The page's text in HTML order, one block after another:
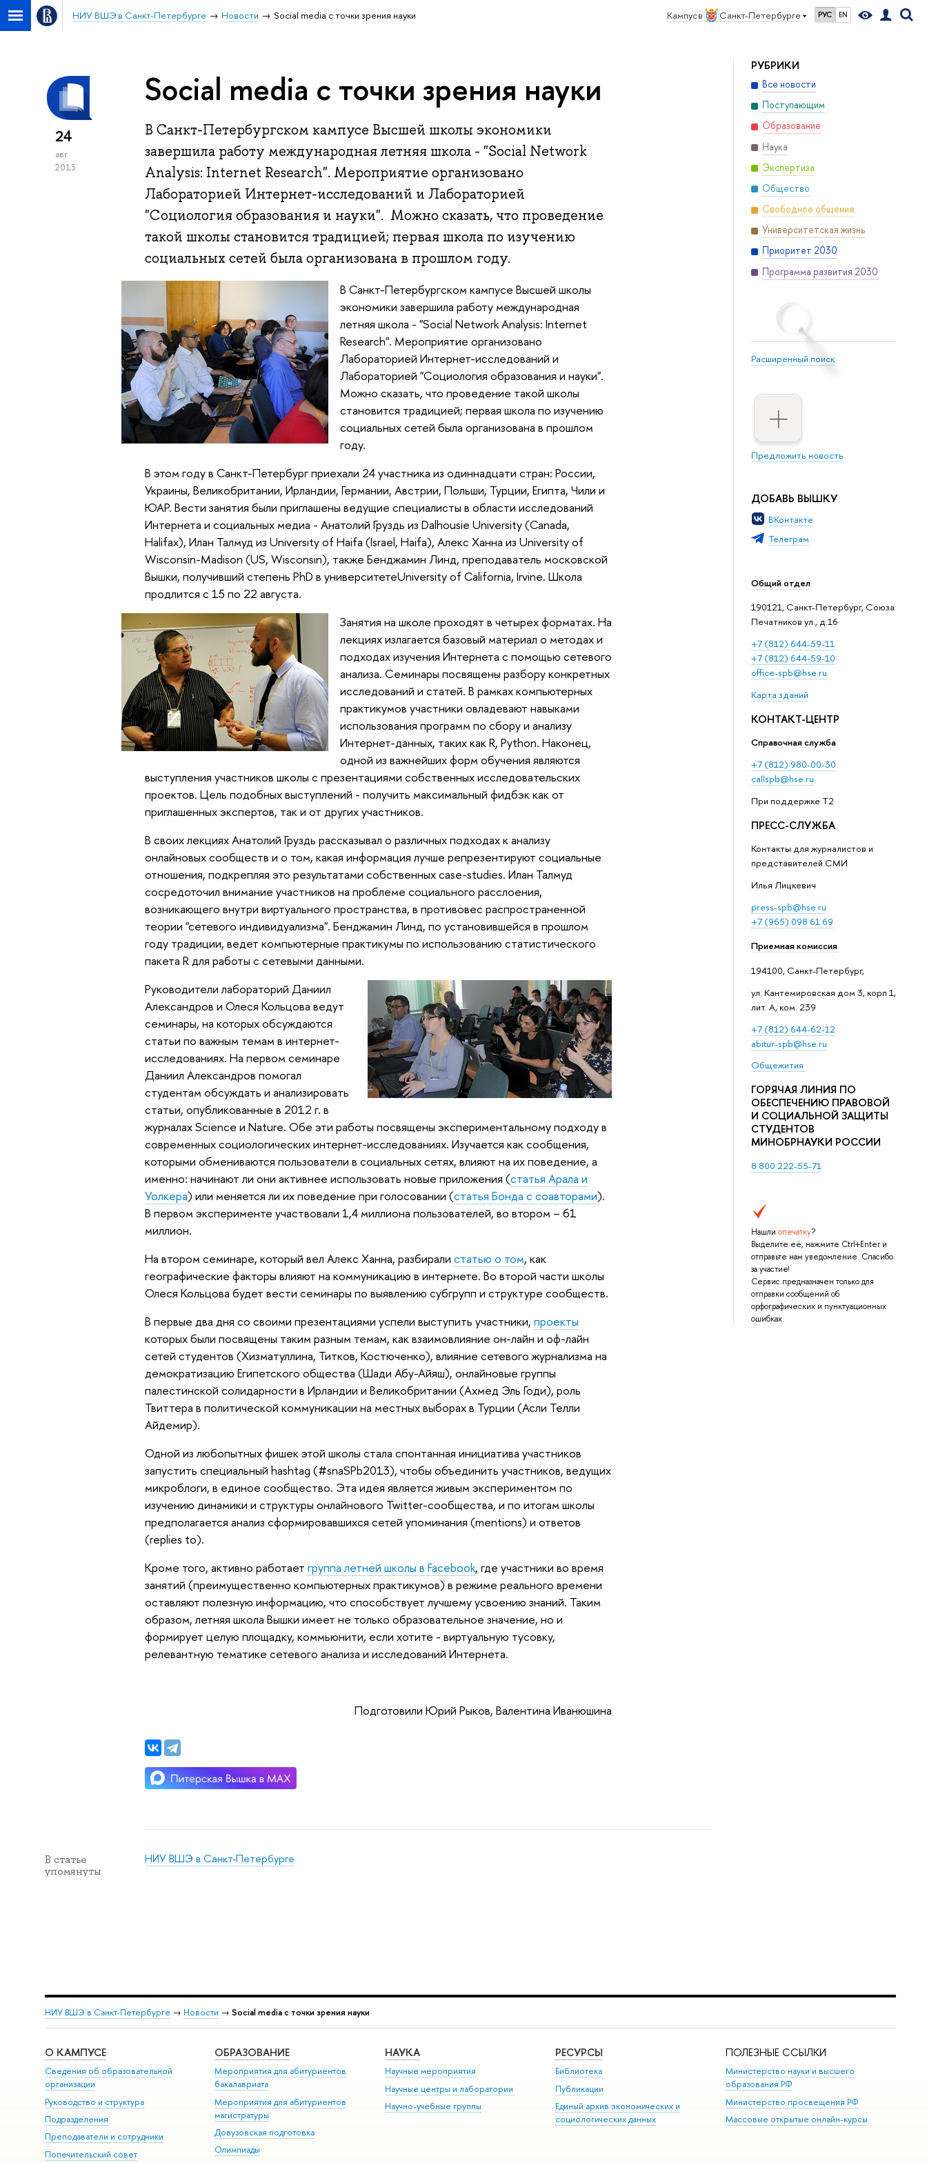
Кампус в Санкт-Петербурге РУС EN
НИУ ВШЭ в Санкт-Петербурге Новости Social media с точки зрения науки
РУБРИКИ
Все новости
Поступающим
Образование
Наука
Экспертиза
Общество
Свободное общение
Университетская жизнь
Приоритет 2030
Программа развития 2030
Расширенный поиск
Предложить новость
ДОБАВЬ ВЫШКУ
ВКонтакте
Телеграм
Общий отдел
190121, Санкт-Петербург, Союза
Печатников ул., д.16
+7 (812) 644-59-11
+7 (812) 644-59-10
office-spb@hse.ru
Карта зданий
КОНТАКТ-ЦЕНТР
Справочная служба
+7 (812) 980-00-30
callspb@hse.ru
При поддержке T2
ПРЕСС-СЛУЖБА
Контакты для журналистов и
представителей СМИ
Илья Лицкевич
press-spb@hse.ru
+7 (965) 098 61 69
Приемная комиссия
194100, Санкт-Петербург,
ул. Кантемировская дом 3, корп.1,
лит. А, ком. 239
+7 (812) 644-62-12
abitur-spb@hse.ru
Общежития
ГОРЯЧАЯ ЛИНИЯ ПО
ОБЕСПЕЧЕНИЮ ПРАВОВОЙ
И СОЦИАЛЬНОЙ ЗАЩИТЫ
СТУДЕНТОВ
МИНОБРНАУКИ РОССИИ
8 800 222-55-71
Нашли опечатку?
Выделите её, нажмите Ctrl+Enter и
отправьте нам уведомление. Спасибо
за участие!
Сервис предназначен только для
отправки сообщений об
орфографических и пунктуационных
ошибках.
24
авг
2013
Social media с точки зрения науки
В Санкт-Петербургском кампусе Высшей школы экономики
завершила работу международная летняя школа - "Social Network
Analysis: Internet Research". Мероприятие организовано
Лабораторией Интернет-исследований и Лабораторией
"Социология образования и науки". Можно сказать, что проведение
такой школы становится традицией; первая школа по изучению
социальных сетей была организована в прошлом году.
В Санкт-Петербургском кампусе Высшей школы
экономики завершила работу международная
летняя школа - "Social Network Analysis: Internet
Research". Мероприятие организовано
Лабораторией Интернет-исследований и
Лабораторией "Социология образования и науки".
Можно сказать, что проведение такой школы
становится традицией; первая школа по изучению
социальных сетей была организована в прошлом
году.
В этом году в Санкт-Петербург приехали 24 участника из одиннадцати стран: России,
Украины, Великобритании, Ирландии, Германии, Австрии, Польши, Турции, Египта, Чили и
ЮАР. Вести занятия были приглашены ведущие специалисты в области исследований
Интернета и социальных медиа - Анатолий Груздь из Dalhousie University (Canada,
Halifax), Илан Талмуд из University of Haifa (Israel, Haifa), Алекс Ханна из University of
Wisconsin-Madison (US, Wisconsin), также Бенджамин Линд, преподаватель московской
Вышки, получивший степень PhD в университетеUniversity of California, Irvine. Школа
продлится с 15 по 22 августа.
Занятия на школе проходят в четырех форматах. На
лекциях излагается базовый материал о методах и
подходах изучения Интернета с помощью сетевого
анализа. Семинары посвящены разбору конкретных
исследований и статей. В рамках компьютерных
практикумов участники овладевают навыками
использования программ по сбору и анализу
Интернет-данных, таких как R, Python. Наконец,
одной из важнейших форм обучения являются
выступления участников школы с презентациями собственных исследовательских
проектов. Цель подобных выступлений - получить максимальный фидбэк как от
приглашенных экспертов, так и от других участников.
В своих лекциях Анатолий Груздь рассказывал о различных подходах к анализу
онлайновых сообществ и о том, какая информация лучше репрезентируют социальные
отношения, подкрепляя это результатами собственных case-studies. Илан Талмуд
сосредоточил внимание участников на проблеме социального расслоения,
возникающего внутри виртуального пространства, в противовес распространенной
теории "сетевого индивидуализма". Бенджамин Линд, по установившейся в прошлом
году традиции, ведет компьютерные практикумы по использованию статистического
пакета R для работы с сетевыми данными.
Руководители лабораторий Даниил
Александров и Олеся Кольцова ведут
семинары, на которых обсуждаются
статьи по важным темам в интернет-
исследованиях. На первом семинаре
Даниил Александров помогал
студентам обсуждать и анализировать
статьи, опубликованные в 2012 г. в
журналах Science и Nature. Обе эти работы посвящены экспериментальному подходу в
современных социологических интернет-исследованиях. Изучается как сообщения,
которыми обмениваются пользователи в социальных сетях, влияют на их поведение, а
именно: начинают ли они активнее использовать новые приложения (статья Арала и
Уолкера) или меняется ли их поведение при голосовании (статья Бонда с соавторами).
В первом эксперименте участвовали 1,4 миллиона пользователей, во втором – 61
миллион.
На втором семинаре, который вел Алекс Ханна, разбирали статью о том, как
географические факторы влияют на коммуникацию в интернете. Во второй части школы
Олеся Кольцова будет вести семинары по выявлению субгрупп и структуре сообществ.
В первые два дня со своими презентациями успели выступить участники, проекты
которых были посвящены таким разным темам, как взаимовлияние он-лайн и оф-лайн
сетей студентов (Хизматуллина, Титков, Костюченко), влияние сетевого журнализма на
демократизацию Египетского общества (Шади Абу-Айяш), онлайновые группы
палестинской солидарности в Ирландии и Великобритании (Ахмед Эль Годи), роль
Твиттера в политической коммуникации на местных выборах в Турции (Асли Телли
Айдемир).
Одной из любопытных фишек этой школы стала спонтанная инициатива участников
запустить специальный hashtag (#snaSPb2013), чтобы объединить участников, ведущих
микроблоги, в единое сообщество. Эта идея является живым экспериментом по
изучению динамики и структуры онлайнового Twitter-сообщества, и по итогам школы
предполагается анализ сформировавшихся сетей упоминания (mentions) и ответов
(replies to).
Кроме того, активно работает группа летней школы в Facebook, где участники во время
занятий (преимущественно компьютерных практикумов) в режиме реального времени
оставляют полезную информацию, что способствует лучшему усвоению знаний. Таким
образом, летняя школа Вышки имеет не только образовательное значение, но и
формирует целую площадку, коммьюнити, если хотите - виртуальную тусовку,
релевантную тематике сетевого анализа и исследований Интернета.
Подготовили Юрий Рыков, Валентина Иванюшина
В статье
упомянуты
НИУ ВШЭ в Санкт-Петербурге
НИУ ВШЭ в Санкт-Петербурге → Новости → Social media с точки зрения науки
О КАМПУСЕ
Сведения об образовательной
организации
Руководство и структура
Подразделения
Преподаватели и сотрудники
Попечительский совет
ОБРАЗОВАНИЕ
Мероприятия для абитуриентов
бакалавриата
Мероприятия для абитуриентов
магистратуры
Довузовская подготовка
Олимпиады
НАУКА
Научные мероприятия
Научные центры и лаборатории
Научно-учебные группы
РЕСУРСЫ
Библиотека
Публикации
Единый архив экономических и
социологических данных
ПОЛЕЗНЫЕ ССЫЛКИ
Министерство науки и высшего
образования РФ
Министерство просвещения РФ
Массовые открытые онлайн-курсы